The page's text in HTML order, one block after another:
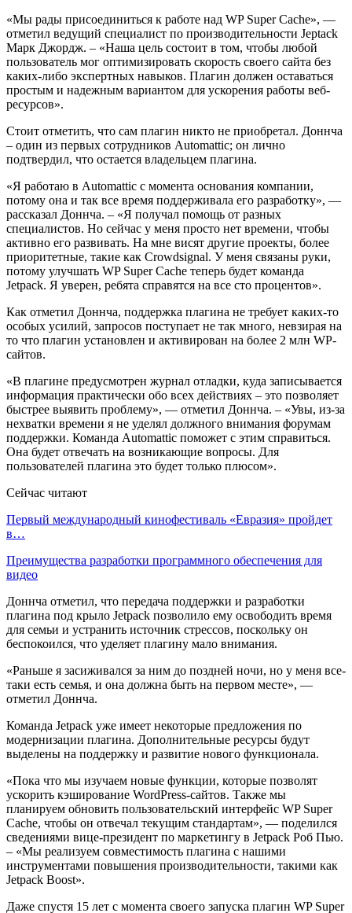
«Мы рады присоединиться к работе над WP Super Cache», —
отметил ведущий специалист по производительности Jeptack
Марк Джордж. – «Наша цель состоит в том, чтобы любой
пользователь мог оптимизировать скорость своего сайта без
каких-либо экспертных навыков. Плагин должен оставаться
простым и надежным вариантом для ускорения работы веб-
ресурсов».
Стоит отметить, что сам плагин никто не приобретал. Доннча
– один из первых сотрудников Automattic; он лично
подтвердил, что остается владельцем плагина.
«Я работаю в Automattic с момента основания компании,
потому она и так все время поддерживала его разработку», —
рассказал Доннча. – «Я получал помощь от разных
специалистов. Но сейчас у меня просто нет времени, чтобы
активно его развивать. На мне висят другие проекты, более
приоритетные, такие как Crowdsignal. У меня связаны руки,
потому улучшать WP Super Cache теперь будет команда
Jetpack. Я уверен, ребята справятся на все сто процентов».
Как отметил Доннча, поддержка плагина не требует каких-то
особых усилий, запросов поступает не так много, невзирая на
то что плагин установлен и активирован на более 2 млн WP-
сайтов.
«В плагине предусмотрен журнал отладки, куда записывается
информация практически обо всех действиях – это позволяет
быстрее выявить проблему», — отметил Доннча. – «Увы, из-за
нехватки времени я не уделял должного внимания форумам
поддержки. Команда Automattic поможет с этим справиться.
Она будет отвечать на возникающие вопросы. Для
пользователей плагина это будет только плюсом».
Сейчас читают
Первый международный кинофестиваль «Евразия» пройдет
в…
Преимущества разработки программного обеспечения для
видео
Доннча отметил, что передача поддержки и разработки
плагина под крыло Jetpack позволило ему освободить время
для семьи и устранить источник стрессов, поскольку он
беспокоился, что уделяет плагину мало внимания.
«Раньше я засиживался за ним до поздней ночи, но у меня все-
таки есть семья, и она должна быть на первом месте», —
отметил Доннча.
Команда Jetpack уже имеет некоторые предложения по
модернизации плагина. Дополнительные ресурсы будут
выделены на поддержку и развитие нового функционала.
«Пока что мы изучаем новые функции, которые позволят
ускорить кэширование WordPress-сайтов. Также мы
планируем обновить пользовательский интерфейс WP Super
Cache, чтобы он отвечал текущим стандартам», — поделился
сведениями вице-президент по маркетингу в Jetpack Роб Пью.
– «Мы реализуем совместимость плагина с нашими
инструментами повышения производительности, такими как
Jetpack Boost».
Даже спустя 15 лет с момента своего запуска плагин WP Super